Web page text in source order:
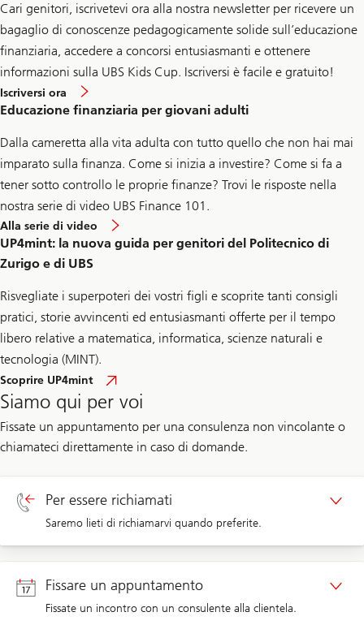
Cari genitori, iscrivetevi ora alla nostra newsletter per ricevere un
bagaglio di conoscenze pedagogicamente solide sull’educazione
finanziaria, accedere a concorsi entusiasmanti e ottenere
informazioni sulla UBS Kids Cup. Iscriversi è facile e gratuito!
Iscriversi ora
Educazione finanziaria per giovani adulti
Dalla cameretta alla vita adulta con tutto quello che non hai mai
imparato sulla finanza. Come si inizia a investire? Come si fa a
tener sotto controllo le proprie finanze? Trovi le risposte nella
nostra serie di video UBS Finance 101.
Alla serie di video
Finance
101
UP4mint: la nuova guida per genitori del Politecnico di
Zurigo e di UBS
Risvegliate i superpoteri dei vostri figli e scoprite tanti consigli
pratici, storie avvincenti ed entusiasmanti offerte per il tempo
libero relative a matematica, informatica, scienze naturali e
tecnologia (MINT).
Scoprire UP4mint
Siamo qui per voi
Fissate un appuntamento per una consulenza non vincolante o
chiamateci direttamente in caso di domande.
Per essere richiamati
Saremo lieti di richiamarvi quando preferite.
Richiamata clienti privati
Fissare un appuntamento
Fissate un incontro con un consulente alla clientela.